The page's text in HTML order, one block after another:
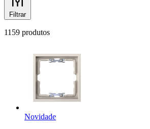
Filtrar
1159 produtos
Novidade